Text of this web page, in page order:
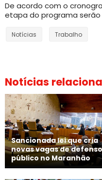
De acordo com o
etapa do programa serão
Notícias Trabalho
Notícias
Sancionada lei que cria
novas vagas de
público no Maranhão